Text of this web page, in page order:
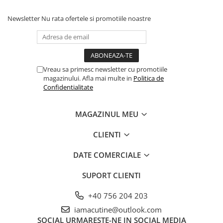
MeiTai care are braul buretat, SSC Mama are braul din spuma,
Se poate inclusiv alapta in acest sistem, datorita chingii care se
ajusteaza la nivelul panoului.
Newsletter Nu rata ofertele si promotiile noastre
Vreau sa primesc newsletter cu promotiile
magazinului. Afla mai multe in Politica de
Confidentialitate
MAGAZINUL MEU
CLIENTI
DATE COMERCIALE
SUPORT CLIENTI
+40 756 204 203
iamacutine@outlook.com
SOCIAL URMARESTE-NE IN SOCIAL MEDIA